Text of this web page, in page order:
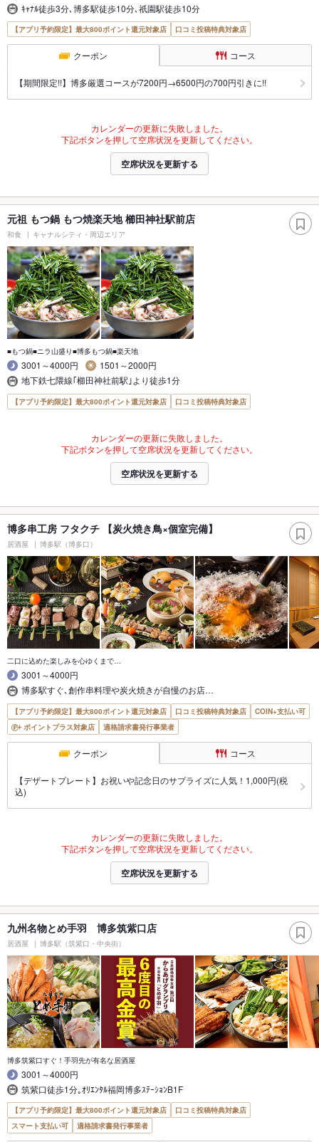
ｷｬﾅﾙ徒歩3分､博多駅徒歩10分､祇園駅徒歩10分
【アプリ予約限定】最大800ポイント還元対象店 口コミ投稿特典対象店
クーポン コース
【期間限定!!】博多厳選コースが7200円→6500円の700円引きに!!
カレンダーの更新に失敗しました。
下記ボタンを押して空席状況を更新してください。
空席状況を更新する
元祖 もつ鍋 もつ焼楽天地 櫛田神社駅前店
和食 キャナルシティ・周辺エリア
■もつ鍋■ニラ山盛り■博多もつ鍋■楽天地
3001～4000円
1501～2000円
地下鉄七隈線｢櫛田神社前駅｣より徒歩1分
【アプリ予約限定】最大800ポイント還元対象店 口コミ投稿特典対象店
カレンダーの更新に失敗しました。
下記ボタンを押して空席状況を更新してください。
空席状況を更新する
博多串工房 フタクチ 【炭火焼き鳥×個室完備】
居酒屋 博多駅（博多口）
二口に込めた楽しみを心ゆくまで…
3001～4000円
博多駅すぐ､創作串料理や炭火焼きが自慢のお店…
【アプリ予約限定】最大800ポイント還元対象店 口コミ投稿特典対象店
COIN+支払い可
ポイントプラス対象店
適格請求書発行事業者
クーポン コース
【デザートプレート】お祝いや記念日のサプライズに人気！1,000円(税
込)
カレンダーの更新に失敗しました。
下記ボタンを押して空席状況を更新してください。
空席状況を更新する
九州名物とめ手羽 博多筑紫口店
居酒屋 博多駅（筑紫口・中央街）
博多筑紫口すぐ！手羽先が有名な居酒屋
3001～4000円
筑紫口徒歩1分｡ｵﾘｴﾝﾀﾙ福岡博多ｽﾃｰｼｮﾝB1F
【アプリ予約限定】最大800ポイント還元対象店
口コミ投稿特典対象店
スマート支払い可
適格請求書発行事業者